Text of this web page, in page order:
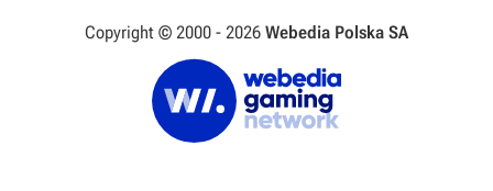
Copyright © 2000 - 2026 Webedia Polska SA